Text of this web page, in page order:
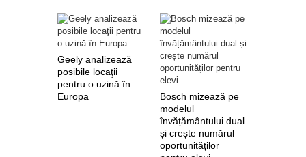
Geely analizează
posibile locaţii
pentru o uzină în
Europa
Bosch mizează pe
modelul
învățământului dual
și crește numărul
oportunităților